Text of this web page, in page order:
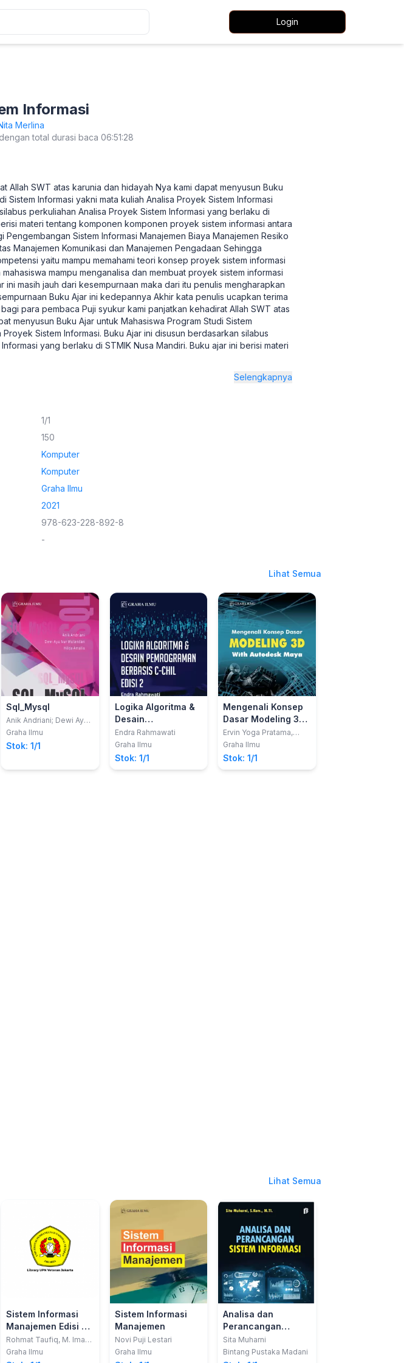
Login
Informasi
Merlina
total durasi baca 06:51:28
Allah SWT atas karunia dan hidayah Nya kami dapat menyusun Buku
Sistem Informasi yakni mata kuliah Analisa Proyek Sistem Informasi
perkuliahan Analisa Proyek Sistem Informasi yang berlaku di
materi tentang komponen komponen proyek sistem informasi antara
Sistem Informasi Manajemen Biaya Manajemen Resiko
Manajemen Komunikasi dan Manajemen Pengadaan Sehingga
yaitu mampu memahami teori konsep proyek sistem informasi
mampu menganalisa dan membuat proyek sistem informasi
ini masih jauh dari kesempurnaan maka dari itu penulis mengharapkan
Buku Ajar ini kedepannya Akhir kata penulis ucapkan terima
para pembaca Puji syukur kami panjatkan kehadirat Allah SWT atas
menyusun Buku Ajar untuk Mahasiswa Program Studi Sistem
Sistem Informasi. Buku Ajar ini disusun berdasarkan silabus
yang berlaku di STMIK Nusa Mandiri. Buku ajar ini berisi materi
Selengkapnya
1/1
150
Komputer
Komputer
Graha Ilmu
2021
978-623-228-892-8
-
Lihat Semua
Sql_Mysql
Anik Andriani; Dewi Ayu
Nur Wulandari; Hilda
Graha Ilmu
Stok: 1/1
Logika Algoritma &
Desain
Pemrograman
Berbasis C-CHIL
Edisi 2
Endra Rahmawati
Graha Ilmu
Stok: 1/1
Mengenali Konsep
Dasar Modeling 3D
With Autodesk
Maya
Ervin Yoga Pratama,
Agus Styawan
Graha Ilmu
Stok: 1/1
Lihat Semua
Sistem Informasi
Manajemen Edisi 2;
Konsep Dasar,
Analisis danMetode
Rohmat Taufiq, M. Imam
Muttaqijn, M. Imam
Graha Ilmu
Sistem Informasi
Manajemen
Novi Puji Lestari
Graha Ilmu
Analisa dan
Perancangan
Sistem Informasi
Sita Muharni
Bintang Pustaka Madani